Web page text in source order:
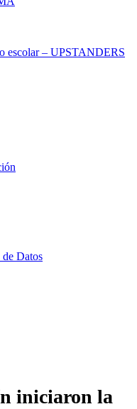
escolar – UPSTANDERS
Datos
iniciaron la